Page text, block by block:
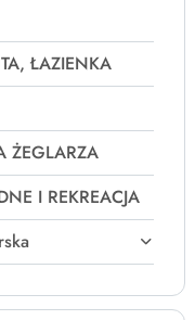
ŁAZIENKA
ŻEGLARZA
I REKREACJA